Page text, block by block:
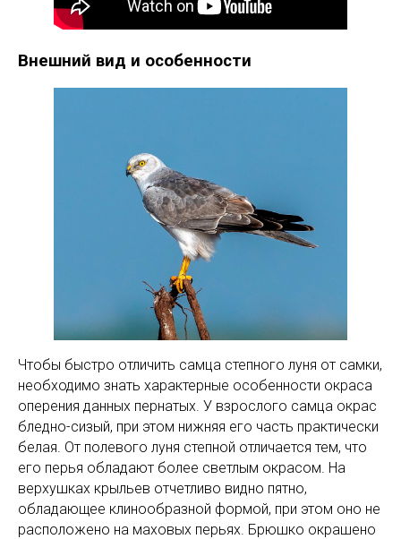
Внешний вид и особенности
Чтобы быстро отличить самца степного луня от самки,
необходимо знать характерные особенности окраса
оперения данных пернатых. У взрослого самца окрас
бледно-сизый, при этом нижняя его часть практически
белая. От полевого луня степной отличается тем, что
его перья обладают более светлым окрасом. На
верхушках крыльев отчетливо видно пятно,
обладающее клинообразной формой, при этом оно не
расположено на маховых перьях. Брюшко окрашено